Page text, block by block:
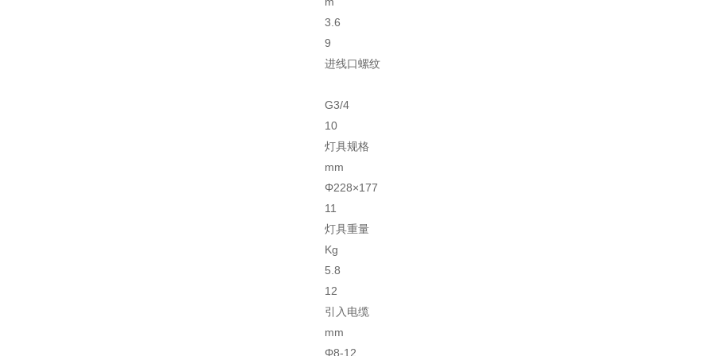
3.6
9
进线口螺纹
G3/4
10
灯具规格
mm
Φ228×177
11
灯具重量
Kg
5.8
12
引入电缆
mm
Φ8-12